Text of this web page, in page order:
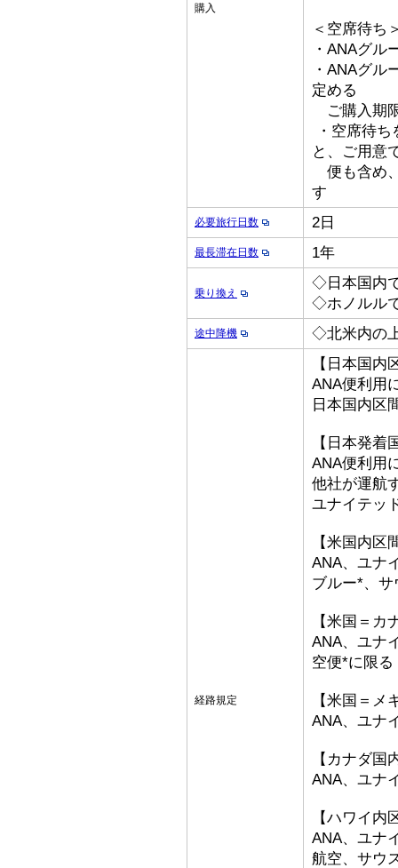
購入
＜空席待ち
・ANAグル
・ANAグル
定める
ご購入期
・空席待
と、ご用意
便も含め
す
必要旅行日数 2日
最長滞在日数 1年
乗り換え
◇日本国内
◇ホノルル
途中降機 ◇北米内の
経路規定
【日本国内
ANA便利用
日本国内区
【日本発着
ANA便利用
他社が運航
ユナイテッ
【米国内区
ANA、ユナ
ブルー*、
【米国＝カ
ANA、ユナ
空便*に限る
【米国＝メ
ANA、ユナ
【カナダ国
ANA、ユナ
【ハワイ内
ANA、ユナ
航空、サウ